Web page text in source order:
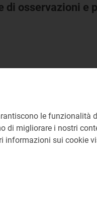
osservazioni e
le funzionalità
di migliorare i nostri
informazioni sui cookie